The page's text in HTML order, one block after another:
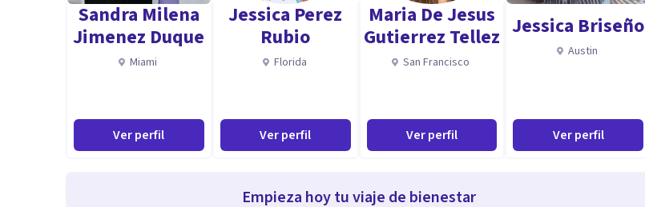
Sandra Milena
Jimenez Duque
Miami
Ver perfil
Jessica Perez
Rubio
Florida
Ver perfil
Maria De Jesus
Gutierrez Tellez
San Francisco
Ver perfil
Jessica Briseño
Austin
Ver perfil
Empieza hoy tu viaje de bienestar